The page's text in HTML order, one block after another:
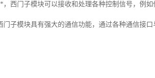
西门子模块可以接收和处理各种控制信号，例
子模块具有强大的通信功能，通过各种通信接口